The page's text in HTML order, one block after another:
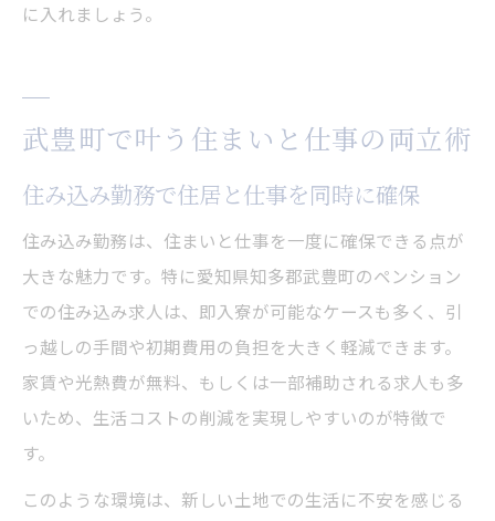
に入れましょう。
武豊町で叶う住まいと仕事の両立術
住み込み勤務で住居と仕事を同時に確保
住み込み勤務は、住まいと仕事を一度に確保できる点が
大きな魅力です。特に愛知県知多郡武豊町のペンション
での住み込み求人は、即入寮が可能なケースも多く、引
っ越しの手間や初期費用の負担を大きく軽減できます。
家賃や光熱費が無料、もしくは一部補助される求人も多
いため、生活コストの削減を実現しやすいのが特徴で
す。
このような環境は、新しい土地での生活に不安を感じる